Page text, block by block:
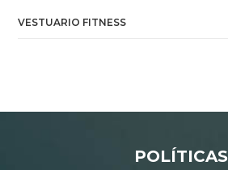
VESTUARIO FITNESS
POLÍTICAS